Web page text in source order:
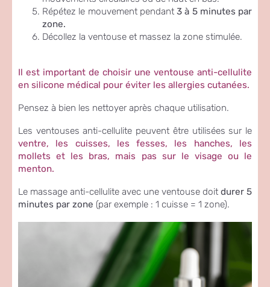
Répétez le mouvement pendant 3 à 5 minutes par
zone.
Décollez la ventouse et massez la zone stimulée.
Il est important de choisir une ventouse anti-cellulite
en silicone médical pour éviter les allergies cutanées.
Pensez à bien les nettoyer après chaque utilisation.
Les ventouses anti-cellulite peuvent être utilisées sur le
ventre, les cuisses, les fesses, les hanches, les
mollets et les bras, mais pas sur le visage ou le
menton.
Le massage anti-cellulite avec une ventouse doit durer 5
minutes par zone (par exemple : 1 cuisse = 1 zone).